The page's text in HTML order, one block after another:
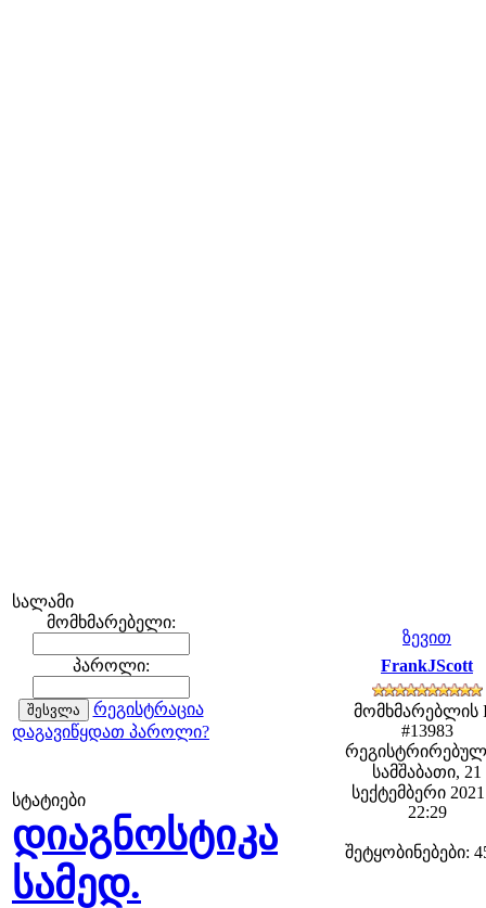
სალამი
მომხმარებელი:
პაროლი:
რეგისტრაცია
დაგავიწყდათ პაროლი?
სტატიები
დიაგნოსტიკა
სამედ.
ზევით
FrankJScott
მომხმარებლის
#13983
სამშაბათი, 21
სექტემბერი
22:29
შეტყობინებები: